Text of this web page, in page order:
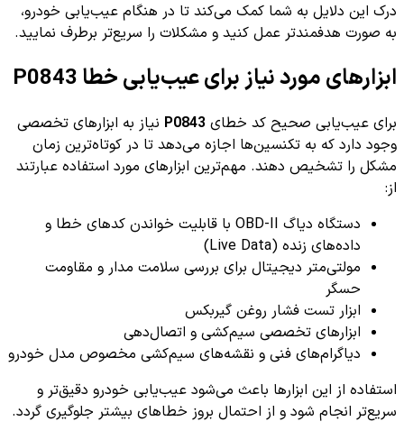
درک این دلایل به شما کمک می‌کند تا در هنگام عیب‌یابی خودرو،
به صورت هدفمند‌تر عمل کنید و مشکلات را سریع‌تر برطرف نمایید.
ابزارهای مورد نیاز برای عیب‌یابی خطا P0843
برای عیب‌یابی صحیح کد خطای P0843 نیاز به ابزارهای تخصصی
وجود دارد که به تکنسین‌ها اجازه می‌دهد تا در کوتاه‌ترین زمان
مشکل را تشخیص دهند. مهم‌ترین ابزارهای مورد استفاده عبارتند
از:
دستگاه دیاگ OBD-II با قابلیت خواندن کد‌های خطا و
داده‌های زنده (Live Data)
مولتی‌متر دیجیتال برای بررسی سلامت مدار و مقاومت
حسگر
ابزار تست فشار روغن گیربکس
ابزارهای تخصصی سیم‌کشی و اتصال‌دهی
دیاگرام‌های فنی و نقشه‌های سیم‌کشی مخصوص مدل خودرو
استفاده از این ابزارها باعث می‌شود عیب‌یابی خودرو دقیق‌تر و
سریع‌تر انجام شود و از احتمال بروز خطاهای بیشتر جلوگیری گردد.